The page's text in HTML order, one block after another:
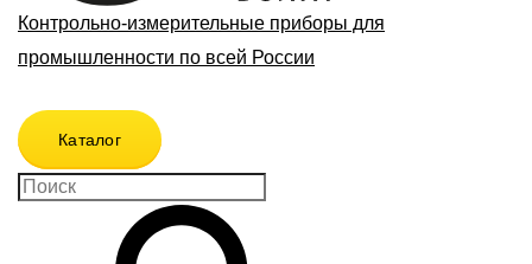
Контрольно-измерительные приборы для
промышленности по всей России
Каталог